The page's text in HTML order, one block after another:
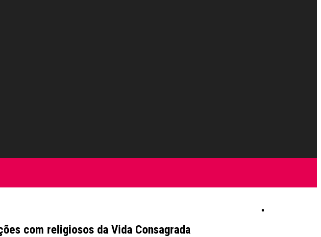
com religiosos da Vida Consagrada